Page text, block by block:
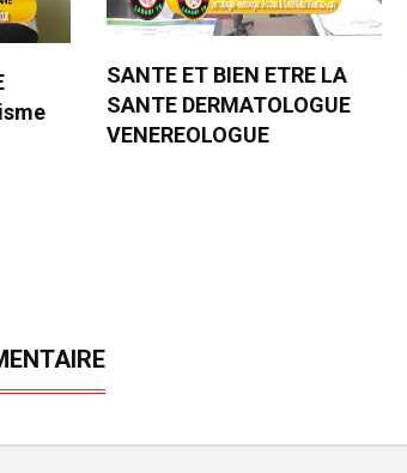
SANTE ET BIEN ETRE LA
SANTE DERMATOLOGUE
VENEREOLOGUE